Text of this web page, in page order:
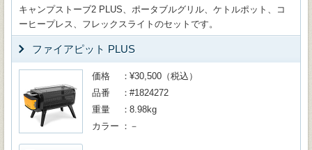
キャンプストーブ2 PLUS、ポータブルグリル、ケトルポット、コ
ーヒープレス、フレックスライトのセットです。
ファイアピット PLUS
価格
¥30,500（税込）
品番
#1824272
重量
8.98kg
カラー
－